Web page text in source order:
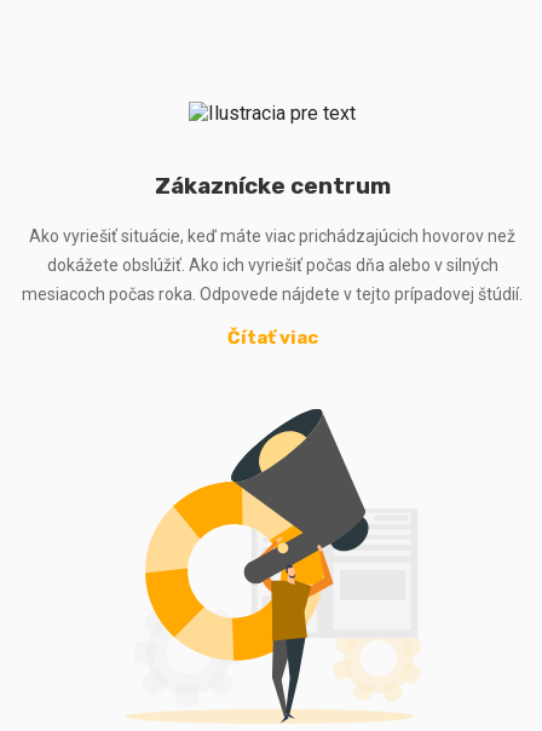
Zákaznícke centrum
Ako vyriešiť situácie, keď máte viac prichádzajúcich hovorov než
dokážete obslúžiť. Ako ich vyriešiť počas dňa alebo v silných
mesiacoch počas roka. Odpovede nájdete v tejto prípadovej štúdií.
Čítať viac